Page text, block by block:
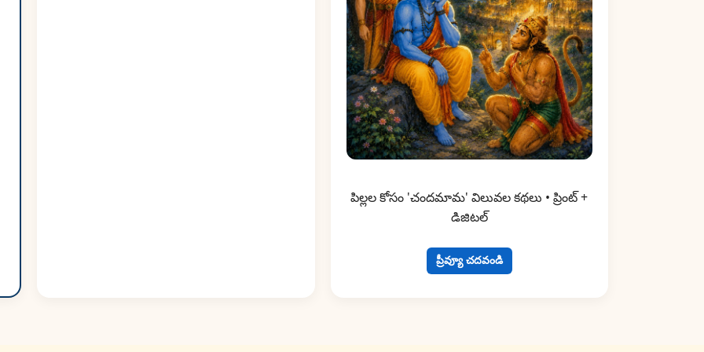
పిల్లల కోసం 'చందమామ' విలువల కథలు • ప్రింట్ +
డిజిటల్
ప్రీవ్యూ చదవండి